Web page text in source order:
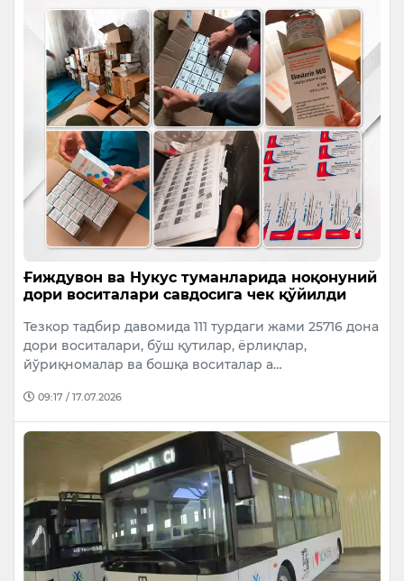
Ғиждувон ва Нукус туманларида ноқонуний
дори воситалари савдосига чек қўйилди
Тезкор тадбир давомида 111 турдаги жами 25716 дона
дори воситалари, бўш қутилар, ёрлиқлар,
йўриқномалар ва бошқа воситалар а…
09:17 / 17.07.2026